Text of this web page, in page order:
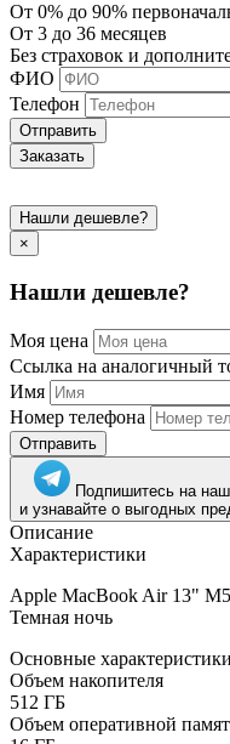
От 0% до 90%
От 3 до 36 месяцев
Без страховок и
ФИО
Телефон
Отправить
Заказать
Нашли дешевле?
×
Нашли дешевле?
Моя цена
Ссылка на аналогичный
Имя
Номер телефона
Отправить
Подпишитесь на
и узнавайте о выгодных
Описание
Характеристики
Apple MacBook Air 13"
Темная ночь
Основные характеристики
Объем накопителя
512 ГБ
Объем оперативной